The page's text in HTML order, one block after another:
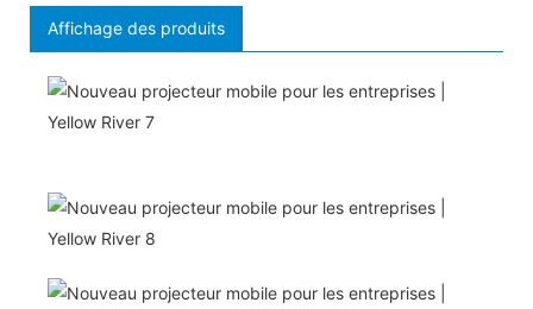
Affichage des produits